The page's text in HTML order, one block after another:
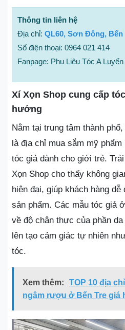
Thông tin liên hệ
Địa chỉ: QL60, Sơn Đông, Bến
Số điện thoại: 0964 021 414
Fanpage: Phụ Liệu Tóc A
Xí Xọn Shop cung cấp
hướng
Nằm tại trung tâm thành
là địa chỉ mua sắm mỹ phẩm
tóc giả dành cho giới trẻ.
Xọn Shop cho thấy không
hiện đại, giúp khách hàng
sản phẩm. Các mẫu tóc giả
về độ chân thực của phần
lên tạo cảm giác tự nhiên
tóc.
Xem thêm:
TOP 10 địa
ngâm rượu ở Bến Tre giá